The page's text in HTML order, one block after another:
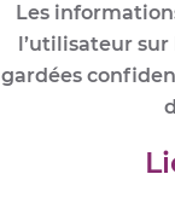
Les
l’utilisateur sur
gardées